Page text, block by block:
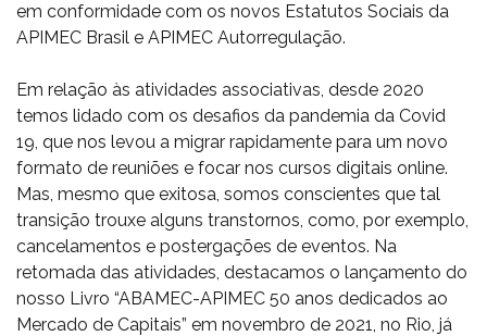
em conformidade com os novos Estatutos Sociais da
APIMEC Brasil e APIMEC Autorregulação.
Em relação às atividades associativas, desde 2020
temos lidado com os desafios da pandemia da Covid
19, que nos levou a migrar rapidamente para um novo
formato de reuniões e focar nos cursos digitais online.
Mas, mesmo que exitosa, somos conscientes que tal
transição trouxe alguns transtornos, como, por exemplo,
cancelamentos e postergações de eventos. Na
retomada das atividades, destacamos o lançamento do
nosso Livro “ABAMEC-APIMEC 50 anos dedicados ao
Mercado de Capitais” em novembro de 2021, no Rio, já